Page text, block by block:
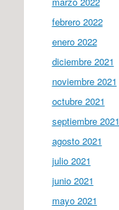
febrero 2022
enero 2022
diciembre 2021
noviembre 2021
octubre 2021
septiembre 2021
agosto 2021
julio 2021
junio 2021
mayo 2021